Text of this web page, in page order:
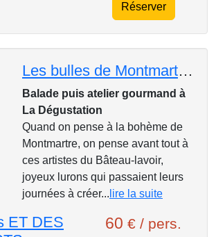
Réserver
Les bulles de Montmartre : balade et dégustation
Balade puis atelier gourmand à
La Dégustation
Quand on pense à la bohème de
Montmartre, on pense avant tout à
ces artistes du Bâteau-lavoir,
joyeux lurons qui passaient leurs
journées à créer... lire la suite
ET DES
60 € / pers.